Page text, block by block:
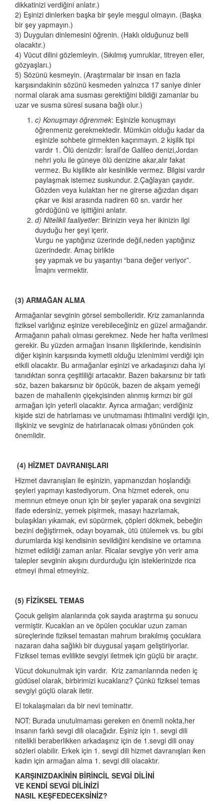
dikkatinizi verdiğini anlatır.)
2) Eşinizi dinlerken başka bir şeyle meşgul olmayın. (Başka
bir şey yapmayın.)
3) Duyguları dinlemesini öğrenin. (Haklı olduğunuz belli
olacaktır.)
4) Vücut dilini gözlemleyin. (Sıkılmış yumruklar, titreyen eller,
gözyaşları.)
5) Sözünü kesmeyin. (Araştırmalar bir insan en fazla
karşısındakinin sözünü kesmeden yalnızca 17 saniye dinler
normal olarak ama susması gerektiğini bildiği zamanlar bu
uzar ve susma süresi susana bağlı olur.)
c) Konuşmayı öğrenmek: Eşinizle konuşmayı
öğrenmeniz gerekmektedir. Mümkün olduğu kadar da
eşinizle sohbete girmekten kaçınmayın. 2 kişilik tipi
vardır 1. Ölü denizdir: İsrail’de Galileo denizi,Jordan
nehri yolu ile güneye ölü denizine akar,alır fakat
vermez. Bu kişilikte alır kesinlikle vermez. Bilgisi vardır
paylaşmak istemez suskundur. 2.Çağlayan çayıdır.
Gözden veya kulaktan her ne girerse ağızdan dışarı
çıkar ve ikisi arasında nadiren 60 sn. vardır her
gördüğünü ve işittiğini anlatır.
d) Nitelikli faaliyetler: Birinizin veya her ikinizin ilgi
duyduğu her şeyi içerir.
Vurgu ne yaptığınız üzerinde değil,neden yaptığınız
üzerindedir. Amaç birlikte
şey yapmak ve bu yaşantıyı “bana değer veriyor”.
İmajını vermektir.
(3) ARMAĞAN ALMA
Armağanlar sevginin görsel sembolleridir. Kriz zamanlarında
fiziksel varlığınız eşinize verebileceğiniz en güzel armağandır.
Armağanın pahalı olması gerekmez. Nede her hafta verilmesi
gerekir. Bu yüzden armağan insanın ilişkilerinde, kendisinin
diğer kişinin karşısında kıymetli olduğu izlenimimi verdiği için
etkili olacaktır. Bu armağanlar eşinizi ve arkadaşınızı daha iyi
tanıdıktan sonra çeşitliliği artacaktır. Bazen bakarsınız bir tatlı
söz, bazen bakarsınız bir öpücük, bazen de akşam yemeği
bazen de mahallenin çiçekçisinden alınmış kırmızı bir gül
armağan için yeterli olacaktır. Ayrıca armağan; verdiğiniz
kişide sizi de hatırlaması ve unutmaması ihtimalini verdiği için,
ilişkiniz ve sevginiz de hatırlanacak olması yönünden çok
önemlidir.
(4) HİZMET DAVRANIŞLARI
Hizmet davranışları ile eşinizin, yapmanızdan hoşlandığı
şeyleri yapmayı kastediyorum. Ona hizmet ederek, onu
memnun etmeye onun için bir şeyler yaparak ona sevginizi
ifade edersiniz, yemek pişirmek, masayı hazırlamak,
bulaşıkları yıkamak, evi süpürmek, çöpleri dökmek, bebeğin
bezini değiştirmek, odayı boyamak, ütü ütülemek vs. bu gibi
durumlarda kişi kendisinin sevildiğini kendisine ve ortamına
hizmet edildiği zaman anlar. Ricalar sevgiye yön verir ama
talepler sevginin akışını durdurduğu için isteklerinizde rica
etmeyi ihmal etmeyiniz.
(5) FİZİKSEL TEMAS
Çocuk gelişim alanlarında çok sayıda araştırma şu sonucu
vermiştir. Kucaklan an ve öpülen çocuklar uzun zaman
süreçlerinde fiziksel temastan mahrum bırakılmış çocuklara
nazaran daha sağlıklı bir duygusal yaşam geliştiriyorlar.
Fiziksel temas evlilikte sevgiyi iletmek için güçlü bir araçtır.
Vücut dokunulmak için vardır. Kriz zamanlarında neden iç
güdüsel olarak, birbirimizi kucaklarız? Çünkü fiziksel temas
sevgiyi güçlü olarak iletir.
El tokalaşmaları da bir nevi teminattır.
NOT: Burada unutulmaması gereken en önemli nokta,her
insanın farklı sevgi dili olacağıdır. Eşiniz için 1. sevgi dili
nitelikli beraberlikken arkadaşınız için de 1.sevgi dili onay
sözleri olabilir. Erkek için 1. sevgi dili hizmet davranışları iken
kadın için armağan alma 1. sevgi dili olacaktır.
KARŞINIZDAKİNİN BİRİNCİL SEVGİ DİLİNİ
VE KENDİ SEVGİ DİLİNİZİ
NASIL KEŞFEDECEKSİNİZ?